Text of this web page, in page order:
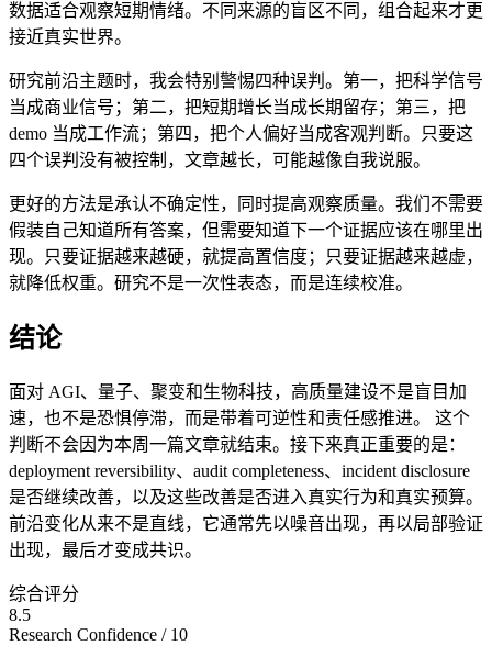
数据适合观察短期情绪。不同来源的盲区不同，组合起来才更
接近真实世界。
研究前沿主题时，我会特别警惕四种误判。第一，把科学信号
当成商业信号；第二，把短期增长当成长期留存；第三，把
demo 当成工作流；第四，把个人偏好当成客观判断。只要这
四个误判没有被控制，文章越长，可能越像自我说服。
更好的方法是承认不确定性，同时提高观察质量。我们不需要
假装自己知道所有答案，但需要知道下一个证据应该在哪里出
现。只要证据越来越硬，就提高置信度；只要证据越来越虚，
就降低权重。研究不是一次性表态，而是连续校准。
结论
面对 AGI、量子、聚变和生物科技，高质量建设不是盲目加
速，也不是恐惧停滞，而是带着可逆性和责任感推进。 这个
判断不会因为本周一篇文章就结束。接下来真正重要的是：
deployment reversibility、audit completeness、incident disclosure
是否继续改善，以及这些改善是否进入真实行为和真实预算。
前沿变化从来不是直线，它通常先以噪音出现，再以局部验证
出现，最后才变成共识。
综合评分
8.5
Research Confidence / 10